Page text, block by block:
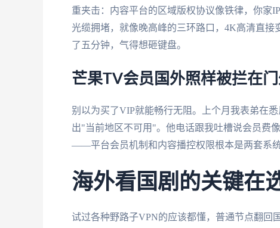
重夹击：内容平台的区域版权协议像铁律，你家
光缆拥堵，就像晚高峰的三环路口，4K高清直
了五分钟，气得想砸键盘。
芒果TV会员国外照样被拦在
别以为买了VIP就能畅行无阻。上个月我表弟在
出"当前地区不可用"。他电话跟我吐槽说会员费
——平台会员机制和内容播控权限根本是两套系
海外看国剧的关键在
试过各种野路子VPN的应该都懂，普通节点翻回